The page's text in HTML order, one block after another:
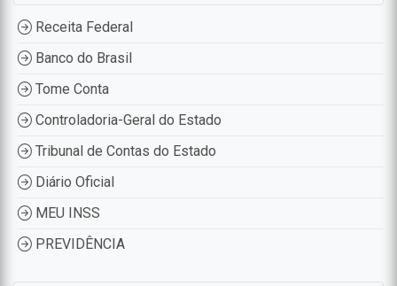
Receita Federal
Banco do Brasil
Tome Conta
Controladoria-Geral do Estado
Tribunal de Contas do Estado
Diário Oficial
MEU INSS
PREVIDÊNCIA